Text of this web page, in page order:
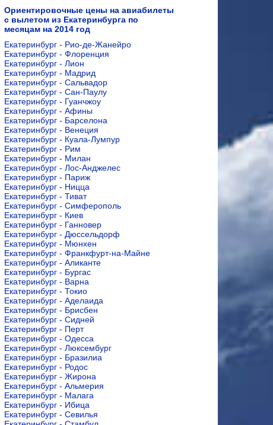
Ориентировочные цены на авиабилеты
с вылетом из Екатеринбурга по
месяцам на 2014 год
Екатеринбург - Рио-де-Жанейро
Екатеринбург - Флоренция
Екатеринбург - Лион
Екатеринбург - Мадрид
Екатеринбург - Сальвадор
Екатеринбург - Сан-Паулу
Екатеринбург - Гуанчжоу
Екатеринбург - Афины
Екатеринбург - Барселона
Екатеринбург - Венеция
Екатеринбург - Куала-Лумпур
Екатеринбург - Рим
Екатеринбург - Милан
Екатеринбург - Лос-Анджелес
Екатеринбург - Париж
Екатеринбург - Ницца
Екатеринбург - Тиват
Екатеринбург - Симферополь
Екатеринбург - Киев
Екатеринбург - Ганновер
Екатеринбург - Дюссельдорф
Екатеринбург - Мюнхен
Екатеринбург - Франкфурт-на-Майне
Екатеринбург - Аликанте
Екатеринбург - Бургас
Екатеринбург - Варна
Екатеринбург - Токио
Екатеринбург - Аделаида
Екатеринбург - Брисбен
Екатеринбург - Сидней
Екатеринбург - Перт
Екатеринбург - Одесса
Екатеринбург - Люксембург
Екатеринбург - Бразилиа
Екатеринбург - Родос
Екатеринбург - Жирона
Екатеринбург - Альмерия
Екатеринбург - Малага
Екатеринбург - Ибица
Екатеринбург - Севилья